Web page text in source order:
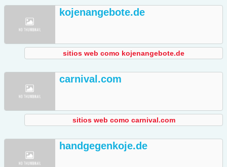
kojenangebote.de
sitios web como kojenangebote.de
carnival.com
sitios web como carnival.com
handgegenkoje.de